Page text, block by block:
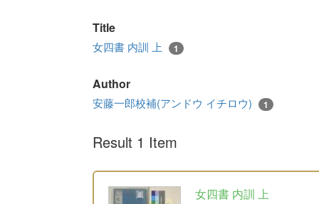
Title
女四書 内訓 上 1
Author
安藤一郎校補(アンドウ イチロウ) 1
Result 1 Item
女四書 内訓 上